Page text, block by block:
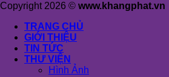
Copyright 2026 © www.khangphat.vn
TRANG CHỦ
GIỚI THIỆU
TIN TỨC
THƯ VIỆN
Hình Ảnh